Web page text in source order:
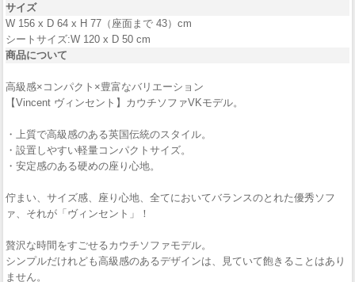
サイズ
W 156 x D 64 x H 77（座面まで 43）cm
シートサイズ:W 120 x D 50 cm
商品について
高級感×コンパクト×豊富なバリエーション
【Vincent ヴィンセント】カウチソファVKモデル。
・上質で高級感のある英国伝統のスタイル。
・設置しやすい軽量コンパクトサイズ。
・安定感のある硬めの座り心地。
佇まい、サイズ感、座り心地、全てにおいてバランスのとれた優秀ソフ
ァ、それが「ヴィンセント」！
贅沢な時間をすごせるカウチソファモデル。
シンプルだけれども高級感のあるデザインは、見ていて飽きることはあり
ません。